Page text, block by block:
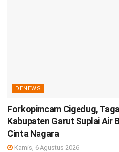
DENEWS
Forkopimcam Cigedug,
Kabupaten Garut Suplai Air
Cinta Nagara
Kamis, 6 Agustus 2026